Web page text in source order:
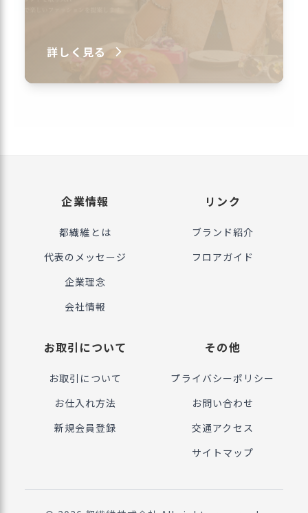
詳しく見る
企業情報
都繊維とは
代表のメッセージ
企業理念
会社情報
リンク
ブランド紹介
フロアガイド
お取引について
お取引について
お仕入れ方法
新規会員登録
その他
プライバシーポリシー
お問い合わせ
交通アクセス
サイトマップ